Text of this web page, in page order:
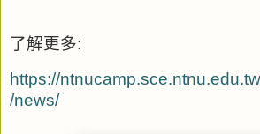
了解更多:
https://
/news/